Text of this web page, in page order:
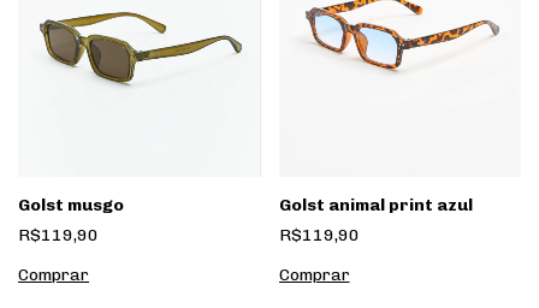
Golst musgo
R$119,90
Golst animal print azul
R$119,90